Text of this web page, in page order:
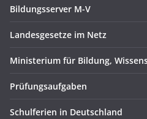
Bildungsserver M-V
Landesgesetze im Netz
Ministerium für Bildung,
Prüfungsaufgaben
Schulferien in Deutschland